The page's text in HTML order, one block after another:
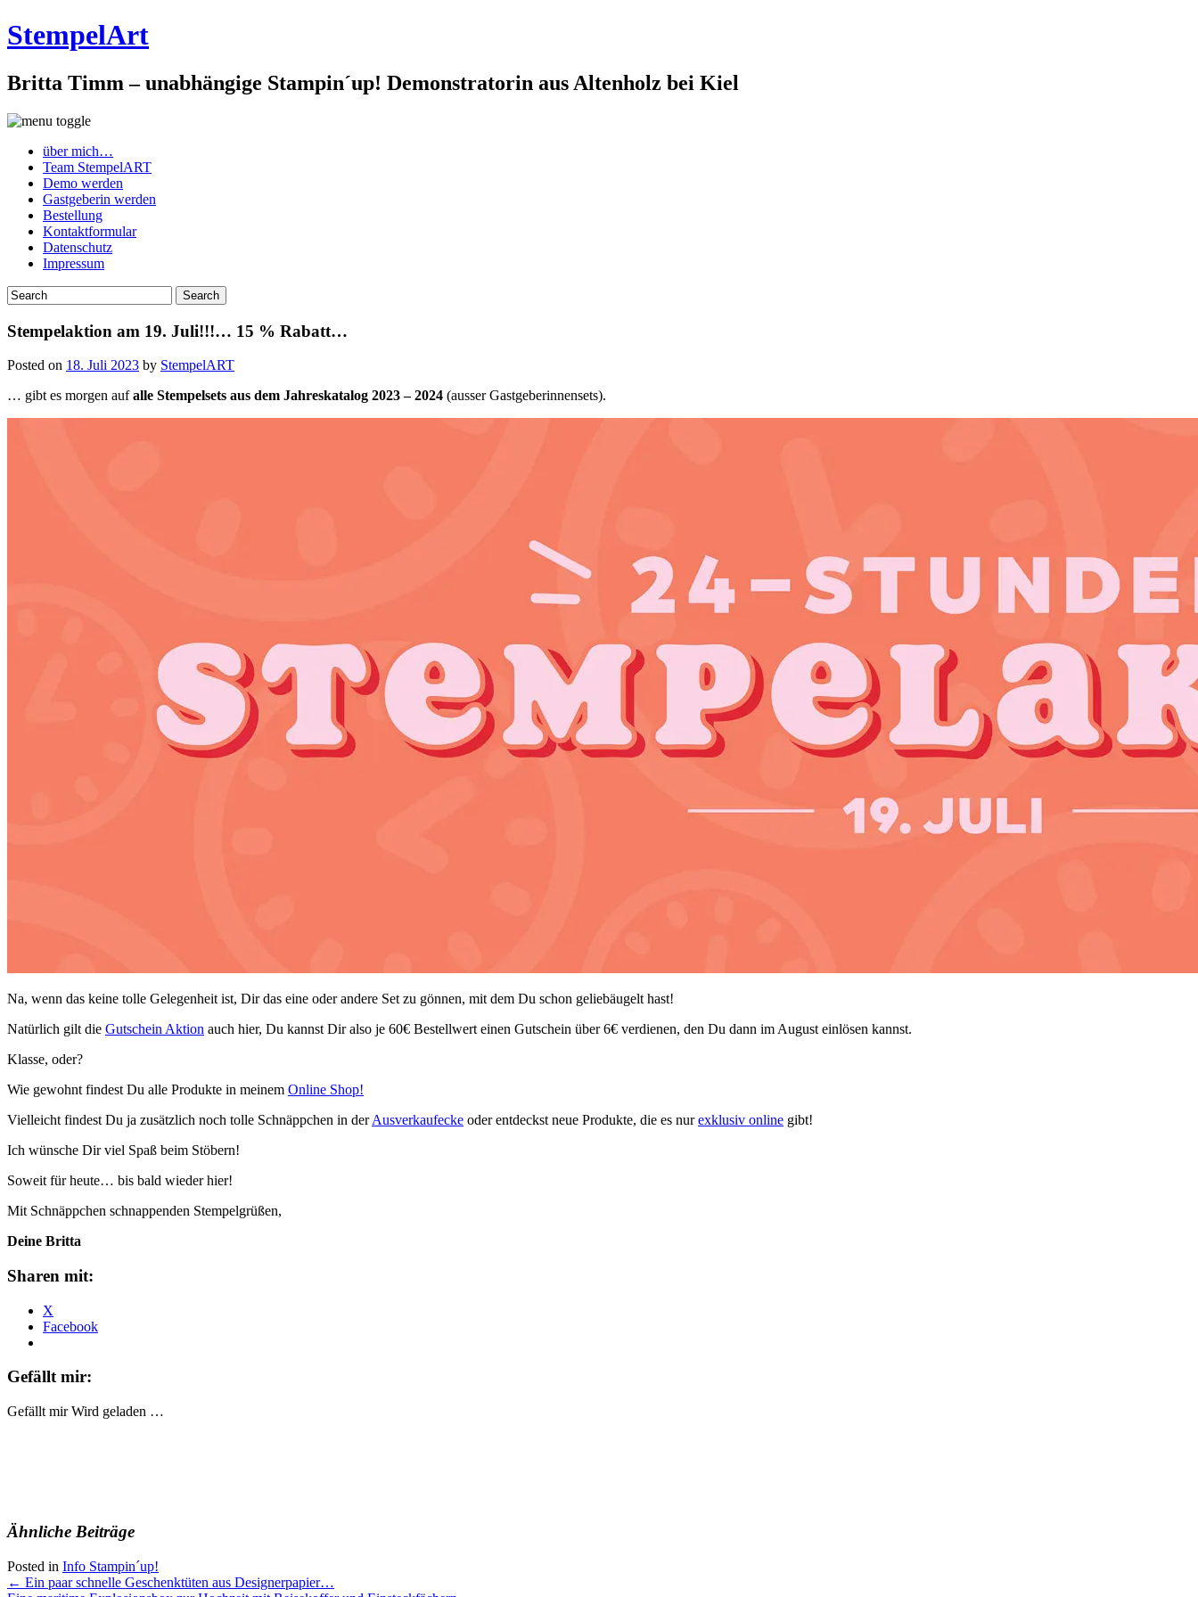
StempelArt
Britta Timm – unabhängige Stampin´up! Demonstratorin aus Altenholz bei Kiel
über mich…
Team StempelART
Demo werden
Gastgeberin werden
Bestellung
Kontaktformular
Datenschutz
Impressum
Stempelaktion am 19. Juli!!!… 15 % Rabatt…
Posted on 18. Juli 2023 by StempelART
… gibt es morgen aufalle Stempelsets aus dem Jahreskatalog 2023 – 2024 (ausser Gastgeberinnensets).
Na, wenn das keine tolle Gelegenheit ist, Dir das eine oder andere Set zu gönnen, mit dem Du schon geliebäugelt hast!
Natürlich gilt die Gutschein Aktion auch hier, Du kannst Dir also je 60€ Bestellwert einen Gutschein über 6€ verdienen, den Du dann im August einlösen kannst.
Klasse, oder?
Wie gewohnt findest Du alle Produkte in meinem Online Shop!
Vielleicht findest Du ja zusätzlich noch tolle Schnäppchen in derAusverkaufecke oder entdeckst neue Produkte, die es nurexklusiv online gibt!
Ich wünsche Dir viel Spaß beim Stöbern!
Soweit für heute… bis bald wieder hier!
Mit Schnäppchen schnappenden Stempelgrüßen,
Deine Britta
Sharen mit:
X
Facebook
Gefällt mir:
Gefällt mir Wird geladen …
Ähnliche Beiträge
Posted in Info Stampin´up!
Post
← Ein paar schnelle Geschenktüten aus Designerpapier…